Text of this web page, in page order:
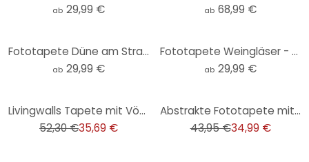
ab 29,99 € ab 68,99 €
Fototapete Düne am Strand bei Sonnenuntergang - Rund - Selbstklebend/Vlies
ab 29,99 €
Fototapete Weingläser - Rund - Selbstklebend/Vlies
ab 29,99 €
Livingwalls Tapete mit Vögeln Metropolitan Stories THE WALL Vliestapete rosa, braun
52,30 €35,69 €
Abstrakte Fototapete mit geometrischem Muster - Vliestapete Retro Farben - Moderne Tapete
43,95 €34,99 €